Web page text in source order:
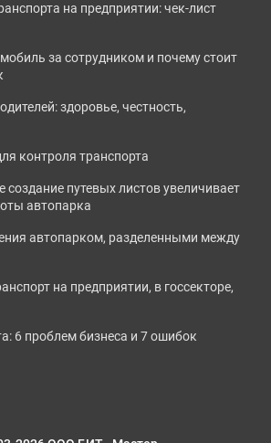
на предприятии: чек-лист
за сотрудником и почему стоит
здоровье, честность,
контроля транспорта
создание путевых листов увеличивает
автопарка
автопарком, разделенными между
на предприятии, в госсекторе,
6 проблем бизнеса и 7 ошибок